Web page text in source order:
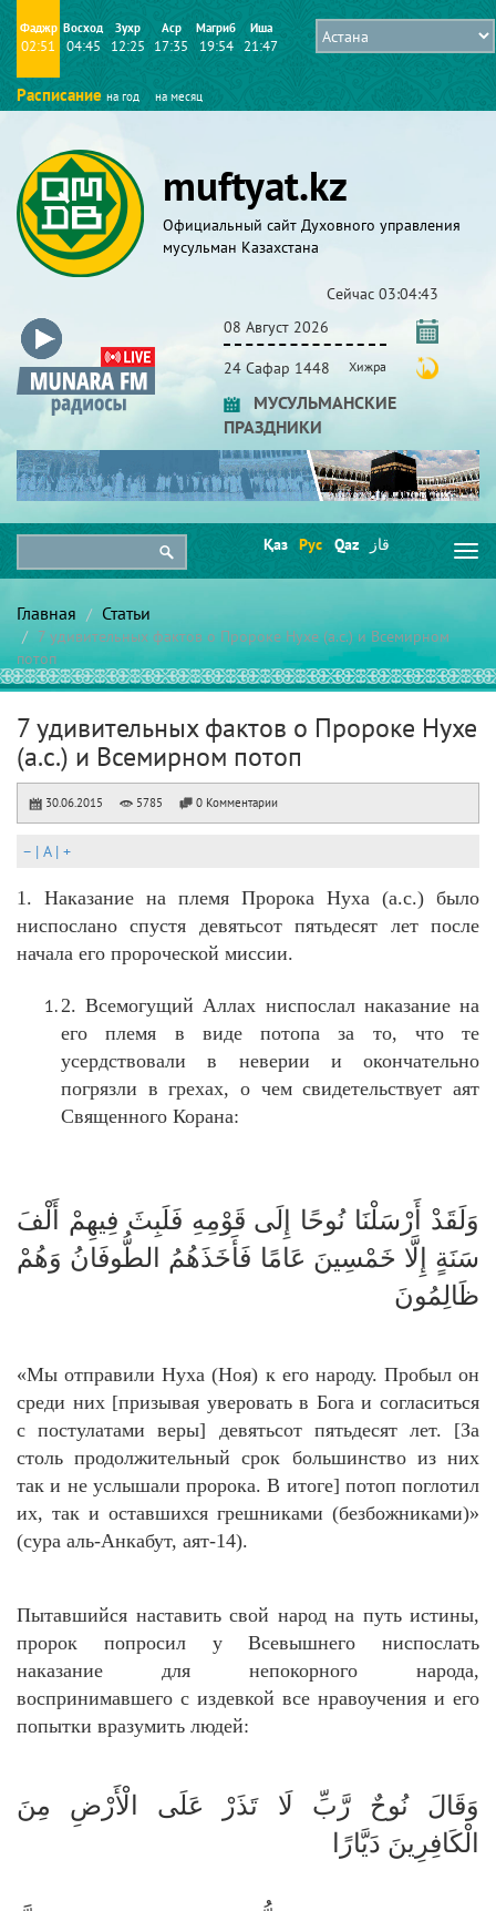
Фаджр
02:51
Восход
04:45
Зухр
12:25
Аср
17:35
Магриб
19:54
Иша
21:47
Расписание на год на месяц
muftyat.kz
Официальный сайт Духовного управления
мусульман Казахстана
Сейчас 03:04:43
08 Август 2026
24 Сафар 1448 Хижра
МУСУЛЬМАНСКИЕ
ПРАЗДНИКИ
Қаз Рус Qaz قاز
Главная Статьи
7 удивительных фактов о Пророке Нухе (а.с.) и Всемирном
потоп
7 удивительных фактов о Пророке Нухе
(а.с.) и Всемирном потоп
30.06.2015 5785 0 Комментарии
– | A| +
1. Наказание на племя Пророка Нуха (а.с.) было
ниспослано спустя девятьсот пятьдесят лет после
начала его пророческой миссии.
2. Всемогущий Аллах ниспослал наказание на
его племя в виде потопа за то, что те
усердствовали в неверии и окончательно
погрязли в грехах, о чем свидетельствует аят
Священного Корана:
وَلَقَدْ أَرْسَلْنَا نُوحًا إِلَى قَوْمِهِ فَلَبِثَ فِيهِمْ أَلْفَ
سَنَةٍ إِلَّا خَمْسِينَ عَامًا فَأَخَذَهُمُ الطُّوفَانُ وَهُمْ
ظَالِمُونَ
«Мы отправили Нуха (Ноя) к его народу. Пробыл он
среди них [призывая уверовать в Бога и согласиться
с постулатами веры] девятьсот пятьдесят лет. [За
столь продолжительный срок большинство из них
так и не услышали пророка. В итоге] потоп поглотил
их, так и оставшихся грешниками (безбожниками)»
(сура аль-Анкабут, аят-14).
Пытавшийся наставить свой народ на путь истины,
пророк попросил у Всевышнего ниспослать
наказание для непокорного народа,
воспринимавшего с издевкой все нравоучения и его
попытки вразумить людей:
وَقَالَ نُوحٌ رَّبِّ لَا تَذَرْ عَلَى الْأَرْضِ مِنَ
الْكَافِرِينَ دَيَّارًا